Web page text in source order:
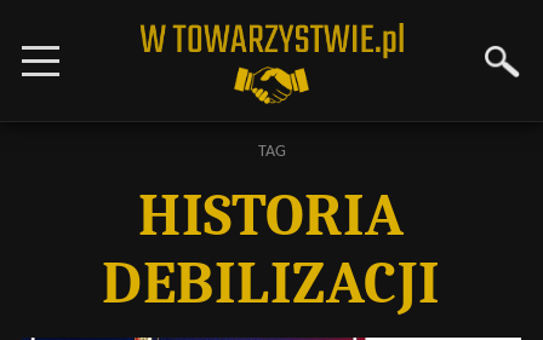
TAG
HISTORIA
DEBILIZACJI